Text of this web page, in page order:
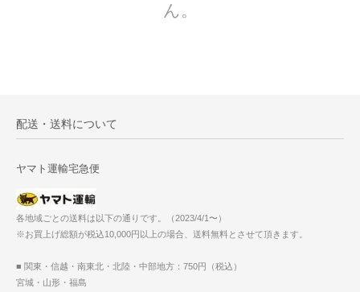
ん。
配送・送料について
ヤマト運輸宅急便
各地域ごとの送料は以下の通りです。（2023/4/1〜）
※お買上げ総額が税込10,000円以上の場合、送料無料とさせて頂きます。
■ 関東・信越・南東北・北陸・中部地方：750円（税込）
宮城・山形・福島